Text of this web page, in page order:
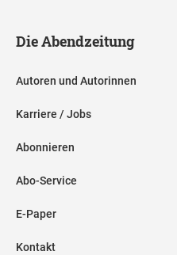
Die Abendzeitung
Autoren und Autorinnen
Karriere / Jobs
Abonnieren
Abo-Service
E-Paper
Kontakt